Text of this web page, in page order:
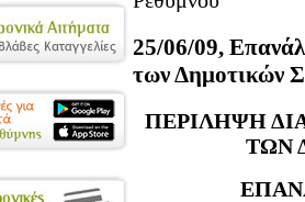
25/06/09,
των Δημοτικών
ΠΕΡΙΛΗΨΗ
ΤΩΝ